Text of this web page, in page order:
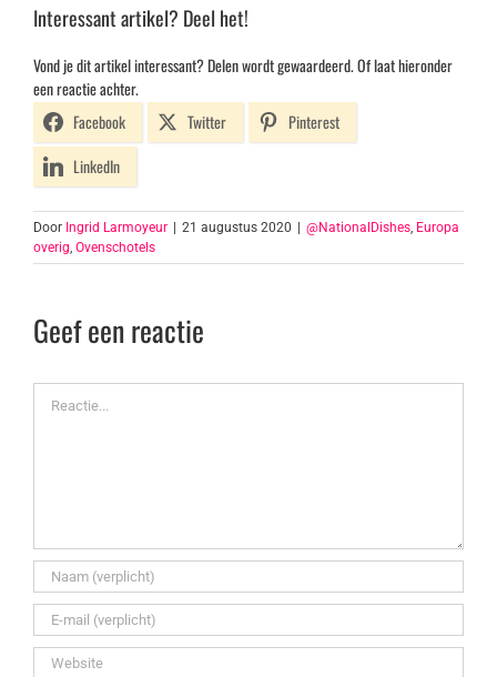
Interessant artikel? Deel het!
Vond je dit artikel interessant? Delen wordt gewaardeerd. Of laat hieronder
een reactie achter.
Facebook
Twitter
Pinterest
LinkedIn
Door Ingrid Larmoyeur | 21 augustus 2020 | @NationalDishes Europa
overig Ovenschotels
Geef een reactie